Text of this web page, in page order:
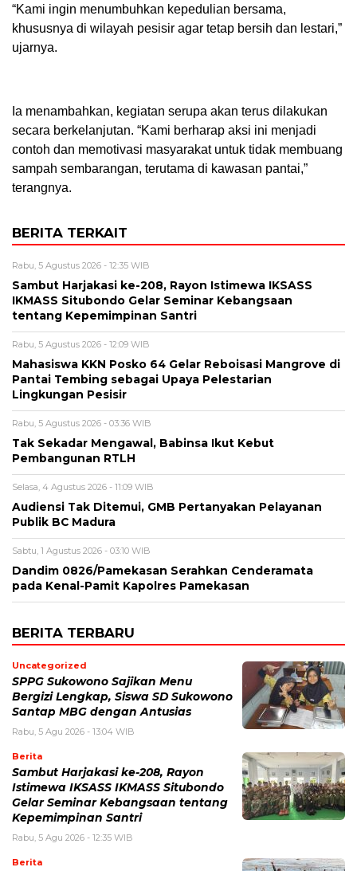
“Kami ingin menumbuhkan kepedulian bersama,
khususnya di wilayah pesisir agar tetap bersih dan lestari,”
ujarnya.
Ia menambahkan, kegiatan serupa akan terus dilakukan
secara berkelanjutan. “Kami berharap aksi ini menjadi
contoh dan memotivasi masyarakat untuk tidak membuang
sampah sembarangan, terutama di kawasan pantai,”
terangnya.
BERITA TERKAIT
Rabu, 5 Agustus 2026 - 12:35 WIB
Sambut Harjakasi ke-208, Rayon Istimewa IKSASS
IKMASS Situbondo Gelar Seminar Kebangsaan
tentang Kepemimpinan Santri
Rabu, 5 Agustus 2026 - 12:09 WIB
Mahasiswa KKN Posko 64 Gelar Reboisasi Mangrove di
Pantai Tembing sebagai Upaya Pelestarian
Lingkungan Pesisir
Rabu, 5 Agustus 2026 - 03:36 WIB
Tak Sekadar Mengawal, Babinsa Ikut Kebut
Pembangunan RTLH
Selasa, 4 Agustus 2026 - 11:09 WIB
Audiensi Tak Ditemui, GMB Pertanyakan Pelayanan
Publik BC Madura
Sabtu, 1 Agustus 2026 - 03:10 WIB
Dandim 0826/Pamekasan Serahkan Cenderamata
pada Kenal-Pamit Kapolres Pamekasan
BERITA TERBARU
Uncategorized
SPPG Sukowono Sajikan Menu
Bergizi Lengkap, Siswa SD Sukowono
Santap MBG dengan Antusias
Rabu, 5 Agu 2026 - 13:04 WIB
Berita
Sambut Harjakasi ke-208, Rayon
Istimewa IKSASS IKMASS Situbondo
Gelar Seminar Kebangsaan tentang
Kepemimpinan Santri
Rabu, 5 Agu 2026 - 12:35 WIB
Berita